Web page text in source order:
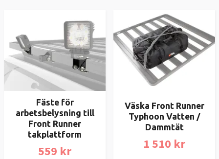
Fäste för
arbetsbelysning till
Front Runner
takplattform
559 kr
Väska Front Runner
Typhoon Vatten /
Dammtät
1 510 kr